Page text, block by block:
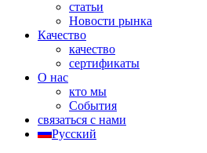
статьи
Новости рынка
Качество
качество
сертификаты
О нас
кто мы
События
связаться с нами
Русский